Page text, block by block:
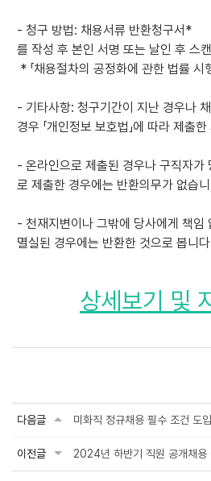
- 청구 방법: 채용서류 반환청구서*
를 작성 후 본인 서명 또는 날인 후 스
* 「채용절차의 공정화에 관한 법률 시
- 기타사항: 청구기간이 지난 경우나
경우 「개인정보 보호법」에 따라 제출
- 온라인으로 제출된 경우나 구직자가
로 제출한 경우에는 반환의무가 없습
- 천재지변이나 그밖에 당사에게 책임
멸실된 경우에는 반환한 것으로 봅니
상세보기 및
다음글 미화직 정규채용 필수 조건 도
이전글 2024년 하반기 직원 공개채